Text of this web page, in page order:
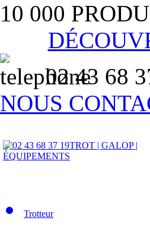
10 000
02 43 68
NOUS
TROT | GALOP |
ÉQUIPEMENTS
Trotteur